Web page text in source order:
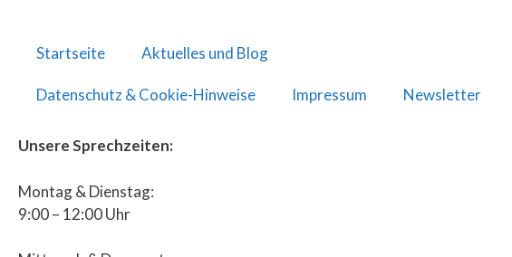
Startseite Aktuelles und Blog
Datenschutz & Cookie-Hinweise Impressum Newsletter
Unsere Sprechzeiten:
Montag & Dienstag:
9:00 – 12:00 Uhr